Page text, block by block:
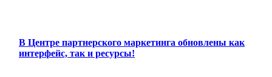
В Центре партнерского маркетинга обновлены как
интерфейс, так и ресурсы!